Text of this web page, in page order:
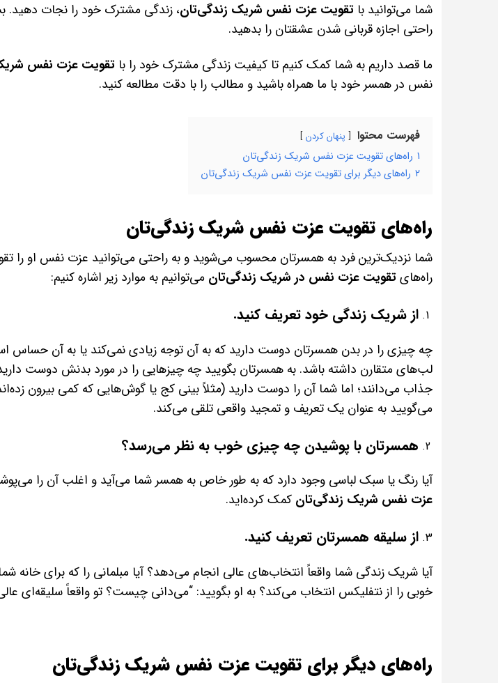
شما می‌توانید با تقویت عزت نفس شریک زندگی‌تان، زندگی مشترک خود را نجات دهید.
راحتی اجازه قربانی شدن عشقتان را بدهید.
ما قصد داریم به شما کمک کنیم تا کیفیت زندگی مشترک خود را با تقویت عزت نفس
نفس در همسر خود با ما همراه باشید و مطالب را با دقت مطالعه کنید.
فهرست محتوا پنهان کردن
1 راه‌های تقویت عزت نفس شریک زندگی‌تان
2 راه‌های دیگر برای تقویت عزت نفس شریک زندگی‌تان
راه‌های تقویت عزت نفس شریک زندگی‌تان
شما نزدیک‌ترین فرد به همسرتان محسوب می‌شوید و به راحتی می‌توانید عزت نفس او را
راه‌های تقویت عزت نفس در شریک زندگی‌تان می‌توانیم به موارد زیر اشاره کنیم:
از شریک زندگی خود تعریف کنید.
چه چیزی را در بدن همسرتان دوست دارید که به آن توجه زیادی نمی‌کند یا به آن
لب‌های متقارن داشته باشد. به همسرتان بگویید چه چیزهایی را در مورد بدنش دوست
جذاب می‌دانند؛ اما شما آن را دوست دارید (مثلاً بینی کج یا گوش‌هایی که کمی بیرون
می‌گویید به عنوان یک تعریف و تمجید واقعی تلقی می‌کند.
همسرتان با پوشیدن چه چیزی خوب به نظر می‌رسد؟
آیا رنگ یا سبک لباسی وجود دارد که به طور خاص به همسر شما می‌آید و اغلب آن را
عزت نفس شریک زندگی‌تان کمک کرده‌اید.
از سلیقه همسرتان تعریف کنید.
آیا شریک زندگی شما واقعاً انتخاب‌های عالی انجام می‌دهد؟ آیا مبلمانی را که برای خانه
خوبی را از نتفلیکس انتخاب می‌کند؟ به او بگویید: “می‌دانی چیست؟ تو واقعاً سلیقه‌ای
راه‌های دیگر برای تقویت عزت نفس شریک زندگی‌تان